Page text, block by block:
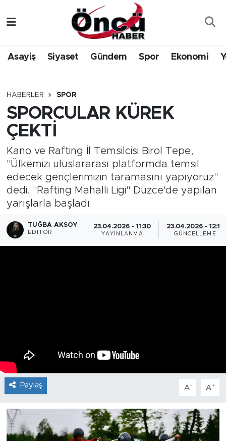
Asayiş Siyaset Gündem Spor Ekonomi
HABERLER SPOR
SPORCULAR KÜREK
ÇEKTİ
Kano ve Rafting İl Temsilcisi Birol Tepe,
"Ülkemizi uluslararası platformda temsil
edecek gençlerimizin taramasını yapıyoruz"
dedi. "Rafting Mahalli Ligi" Düzce'de yapılan
yarışlarla başladı.
TUĞBA AKSOY
EDITÖR
23.04.2026 - 11:30
YAYINLANMA
23.04.2026 - 12:13
GÜNCELLEME
Paylaş A- A+
Gündem
Spor
Yerel Haber
Öncü Radyo Dinle
Düzce Nöbetçi Eczaneler
Düzce Hava Durumu
Düzce Trafik Yoğunluk Haritası
Tüm Manşetler
Son Dakika Haberleri